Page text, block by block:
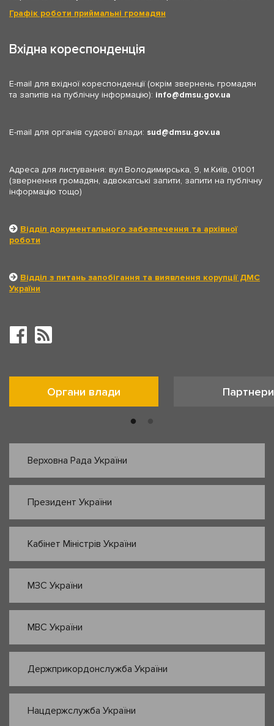
Графік роботи приймальні громадян
Вхідна кореспонденція
E-mail для вхідної кореспонденції (окрім звернень громадян
та запитів на публічну інформацію): info dmsu.gov.ua
E-mail для органів судової влади: sud dmsu.gov.ua
Адреса для листування: вул.Володимирська, 9, м.Київ, 01001
(звернення громадян, адвокатські запити, запити на публічну
інформацію тощо)
Відділ документального забезпечення та архівної
роботи
Відділ з питань запобігання та виявлення корупції ДМС
України
Органи влади Партнери
Верховна Рада України
Президент України
Кабінет Міністрів України
МЗС України
МВС України
Держприкордонслужба України
Нацдержслужба України